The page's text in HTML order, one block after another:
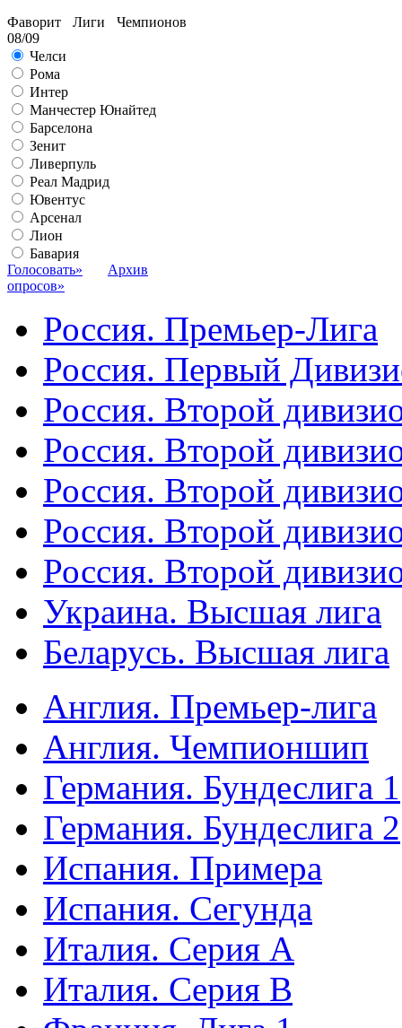
Фаворит Лиги Чемпионов
08/09
Челси
Рома
Интер
Манчестер Юнайтед
Барселона
Зенит
Ливерпуль
Реал Мадрид
Ювентус
Арсенал
Лион
Бавария
Голосовать»
Архив
опросов»
Россия. Премьер-Лига
Россия. Первый
Россия. Второй
Россия. Второй
Россия. Второй
Россия. Второй
Россия. Второй
Украина. Высшая лига
Беларусь. Высшая лига
Англия. Премьер-лига
Англия. Чемпионшип
Германия. Бундеслига 1
Германия. Бундеслига 2
Испания. Примера
Испания. Сегунда
Италия. Серия А
Италия. Серия B